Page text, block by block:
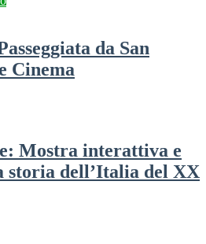
da San
Cinema
Mostra interattiva e
storia dell’Italia del XX